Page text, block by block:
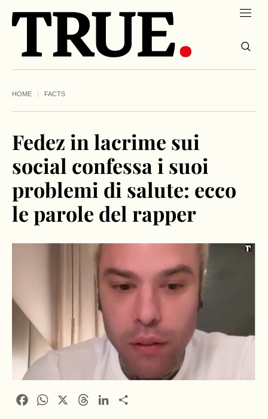
HOME FACTS
Fedez in lacrime sui
social confessa i suoi
problemi di salute: ecco
le parole del rapper
FacebookWhatsApp ThreadsLinkedIn